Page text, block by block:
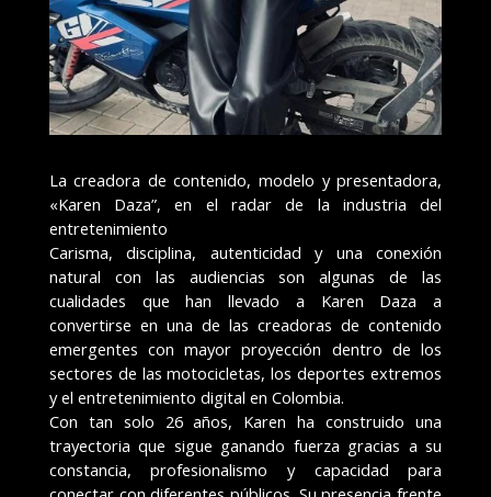
La creadora de contenido, modelo y presentadora,
«Karen Daza”, en el radar de la industria del
entretenimiento
Carisma, disciplina, autenticidad y una conexión
natural con las audiencias son algunas de las
cualidades que han llevado a Karen Daza a
convertirse en una de las creadoras de contenido
emergentes con mayor proyección dentro de los
sectores de las motocicletas, los deportes extremos
y el entretenimiento digital en Colombia.
Con tan solo 26 años, Karen ha construido una
trayectoria que sigue ganando fuerza gracias a su
constancia, profesionalismo y capacidad para